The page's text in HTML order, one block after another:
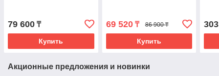
79 600 ₸
Купить
69 520₸ 86 900 ₸
Купить
Акционные предложения и новинки